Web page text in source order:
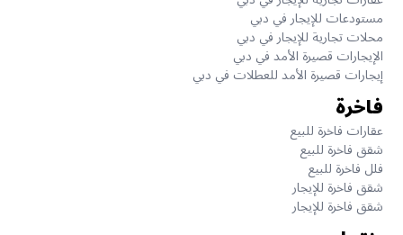
مستودعات للإيجار في دبي
محلات تجارية للإيجار في دبي
الإيجارات قصيرة الأمد في دبي
إيجارات قصيرة الأمد للعطلات في دبي
فاخرة
عقارات فاخرة للبيع
شقق فاخرة للبيع
فلل فاخرة للبيع
شقق فاخرة للإيجار
شقق فاخرة للإيجار